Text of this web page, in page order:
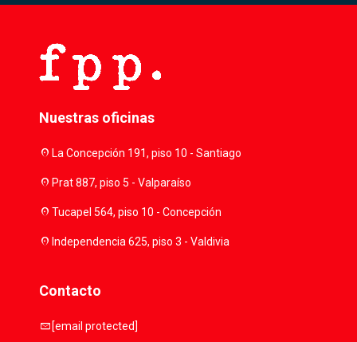
Nuestras oficinas
location_onLa Concepción 191, piso 10 - Santiago
location_onPrat 887, piso 5 - Valparaíso
location_onTucapel 564, piso 10 - Concepción
location_onIndependencia 625, piso 3 - Valdivia
Contacto
mail [email protected]